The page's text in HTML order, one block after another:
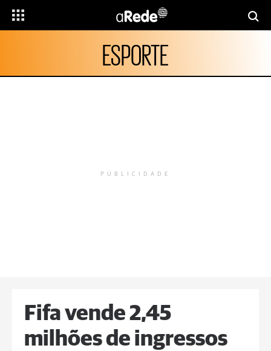
ESPORTE
PUBLICIDADE
Fifa vende 2,45
milhões de ingressos